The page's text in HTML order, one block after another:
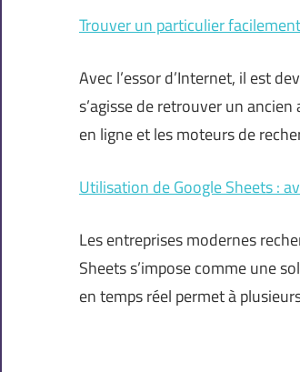
Trouver un particulier
Avec l’essor d’Internet, il est
s’agisse de retrouver un
en ligne et les moteurs de
Utilisation de Google Sheets :
Les entreprises modernes
Sheets s’impose comme une
en temps réel permet à